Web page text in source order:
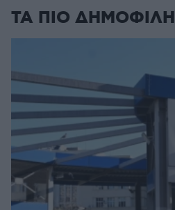
ΤΑ ΠΙΟ ΔΗΜΟΦΙΛΗ